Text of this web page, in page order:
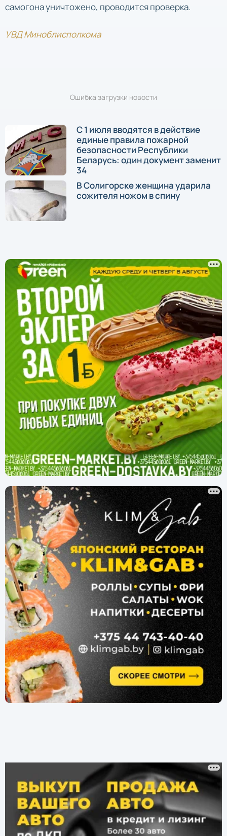
самогона уничтожено, проводится проверка.
УВД Миноблисполкома
Ошибка загрузки новости
С 1 июля вводятся в действие
единые правила пожарной
безопасности Республики
Беларусь: один документ заменит
34
В Солигорске женщина ударила
сожителя ножом в спину